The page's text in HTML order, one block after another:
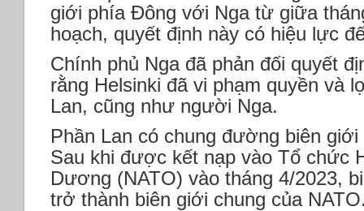
giới phía Đông với Nga từ giữa
hoạch, quyết định này có hiệu lực
Chính phủ Nga đã phản đối quyết
rằng Helsinki đã vi phạm quyền và
Lan, cũng như người Nga.
Phần Lan có chung đường biên
Sau khi được kết nạp vào Tổ chức
Dương (NATO) vào tháng 4/2023,
trở thành biên giới chung của